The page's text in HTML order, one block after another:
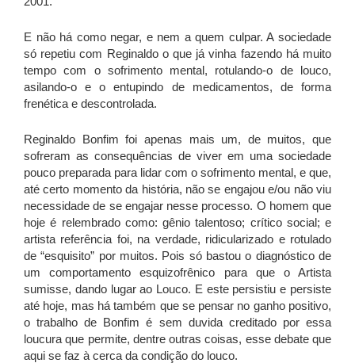
E não há como negar, e nem a quem culpar. A sociedade
só repetiu com Reginaldo o que já vinha fazendo há muito
tempo com o sofrimento mental, rotulando-o de louco,
asilando-o e o entupindo de medicamentos, de forma
frenética e descontrolada.
Reginaldo Bonfim foi apenas mais um, de muitos, que
sofreram as consequências de viver em uma sociedade
pouco preparada para lidar com o sofrimento mental, e que,
até certo momento da história, não se engajou e/ou não viu
necessidade de se engajar nesse processo. O homem que
hoje é relembrado como: gênio talentoso; crítico social; e
artista referência foi, na verdade, ridicularizado e rotulado
de “esquisito” por muitos. Pois só bastou o diagnóstico de
um comportamento esquizofrênico para que o Artista
sumisse, dando lugar ao Louco. E este persistiu e persiste
até hoje, mas há também que se pensar no ganho positivo,
o trabalho de Bonfim é sem duvida creditado por essa
loucura que permite, dentre outras coisas, esse debate que
aqui se faz à cerca da condição do louco.